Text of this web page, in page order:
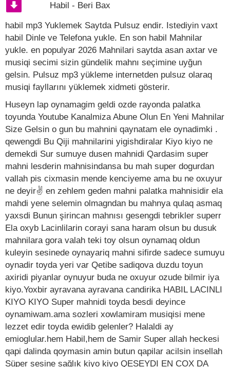
Habil - Beri Bax
habil mp3 Yuklemek Saytda Pulsuz endir. Istediyin vaxt
habil Dinle ve Telefona yukle. En son habil Mahnilar
yukle. en populyar 2026 Mahnilari saytda asan axtar ve
musiqi secimi sizin gündelik mahnı seçimine uyğun
gelsin. Pulsuz mp3 yükleme internetden pulsuz olaraq
musiqi fayllarını yüklemek xidmeti gösterir.
Huseyn lap oynamagim geldi ozde rayonda palatka
toyunda Youtube Kanalmiza Abune Olun En Yeni Mahnilar
Size Gelsin o gun bu mahnini qaynatam ele oynadimki .
qewengdi Bu Qiji mahnilarini yigishdiralar Kiyo kiyo ne
demekdi Sur sumuye dusen mahnidi Qardasim super
mahni lesderin mahnisindansa bu mah super dogurdan
vallah pis cixmasin mende kenciyeme ama bu ne oxuyur
ne deyir✌ en zehlem geden mahni palatka mahnisidir ela
mahdi yene selemin olmagndan bu mahnya qulaq asmaq
yaxsdi Bunun şirincan mahnısı gesengdi tebrikler superr
Ela oxyb Lacinlilarin corayi sana haram olsun bu dusuk
mahnilara gora valah teki toy olsun oynamaq oldun
kuleyin sesinede oynayariq mahni sifirde sadece sumuyu
oynadir toyda yeri var Qetibe sadiqova duzdu toyun
axiridi piyanlar oynuyur buda ne oxuyur ozude bilmir iya
kiyo.Yoxbir ayravana ayravana candirika HABIL LACINLI
KIYO KIYO Super mahnidi toyda besdi deyince
oynamiwam.ama sozleri xowlamiram musiqisi mene
lezzet edir toyda ewidib gelenler? Halaldi ay
emioglular.hem Habil,hem de Samir Super allah heckesi
qapi dalinda qoymasin amin butun qapilar acilsin insellah
Süper sesine sağlık kiyo kiyo QESEYDI EN COX DA